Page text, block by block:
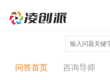
问答中心
问答首页 咨询导师